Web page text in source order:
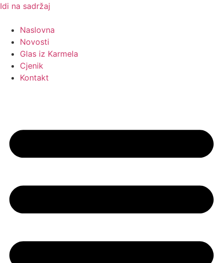
Idi na sadržaj
Naslovna
Novosti
Glas iz Karmela
Cjenik
Kontakt